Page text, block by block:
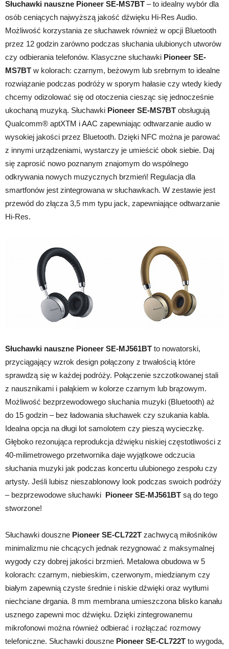
Słuchawki nauszne Pioneer SE-MS7BT – to idealny wybór dla
osób ceniących najwyższą jakość dźwięku Hi-Res Audio.
Możliwość korzystania ze słuchawek również w opcji Bluetooth
przez 12 godzin zarówno podczas słuchania ulubionych utworów
czy odbierania telefonów. Klasyczne słuchawki Pioneer SE-
MS7BT w kolorach: czarnym, beżowym lub srebrnym to idealne
rozwiązanie podczas podróży w sporym hałasie czy wtedy kiedy
chcemy odizolować się od otoczenia ciesząc się jednocześnie
ukochaną muzyką. Słuchawki Pioneer SE-MS7BT obsługują
Qualcomm® aptXTM i AAC zapewniając odtwarzanie audio w
wysokiej jakości przez Bluetooth. Dzięki NFC można je parować
z innymi urządzeniami, wystarczy je umieścić obok siebie. Daj
się zaprosić nowo poznanym znajomym do wspólnego
odkrywania nowych muzycznych brzmień! Regulacja dla
smartfonów jest zintegrowana w słuchawkach. W zestawie jest
przewód do złącza 3,5 mm typu jack, zapewniające odtwarzanie
Hi-Res.
Słuchawki nauszne Pioneer SE-MJ561BT to nowatorski,
przyciągający wzrok design połączony z trwałością które
sprawdzą się w każdej podróży. Połączenie szczotkowanej stali
z nausznikami i pałąkiem w kolorze czarnym lub brązowym.
Możliwość bezprzewodowego słuchania muzyki (Bluetooth) aż
do 15 godzin – bez ładowania słuchawek czy szukania kabla.
Idealna opcja na długi lot samolotem czy pieszą wycieczkę.
Głęboko rezonująca reprodukcja dźwięku niskiej częstotliwości z
40-milimetrowego przetwornika daje wyjątkowe odczucia
słuchania muzyki jak podczas koncertu ulubionego zespołu czy
artysty. Jeśli lubisz nieszablonowy look podczas swoich podróży
– bezprzewodowe słuchawki Pioneer SE-MJ561BT są do tego
stworzone!
Słuchawki douszne Pioneer SE-CL722T zachwycą miłośników
minimalizmu nie chcących jednak rezygnować z maksymalnej
wygody czy dobrej jakości brzmień. Metalowa obudowa w 5
kolorach: czarnym, niebieskim, czerwonym, miedzianym czy
białym zapewnią czyste średnie i niskie dźwięki oraz wytłumi
niechciane drgania. 8 mm membrana umieszczona blisko kanału
usznego zapewni moc dźwięku. Dzięki zintegrowanemu
mikrofonowi można również odbierać i rozłączać rozmowy
telefoniczne. Słuchawki douszne Pioneer SE-CL722T to wygoda,